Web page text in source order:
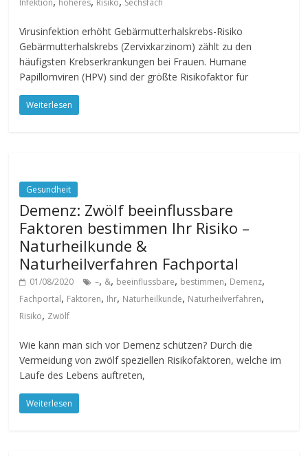
Infektion höheres Risiko Sechsfach
Virusinfektion erhöht Gebärmutterhalskrebs-Risiko
Gebärmutterhalskrebs (Zervixkarzinom) zählt zu den
häufigsten Krebserkrankungen bei Frauen. Humane
Papillomviren (HPV) sind der größte Risikofaktor für
Weiterlesen
Gesundheit
Demenz: Zwölf beeinflussbare
Faktoren bestimmen Ihr Risiko –
Naturheilkunde &
Naturheilverfahren Fachportal
01/08/2020 –, &, beeinflussbare, bestimmen, Demenz,
Fachportal, Faktoren, Ihr, Naturheilkunde, Naturheilverfahren,
Risiko, Zwölf
Wie kann man sich vor Demenz schützen? Durch die
Vermeidung von zwölf speziellen Risikofaktoren, welche im
Laufe des Lebens auftreten,
Weiterlesen